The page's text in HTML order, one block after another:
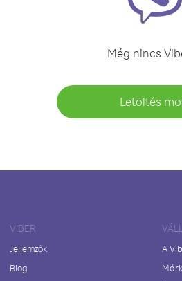
Még nincs
Letöltés
VIBER
Jellemzők
Blog
A